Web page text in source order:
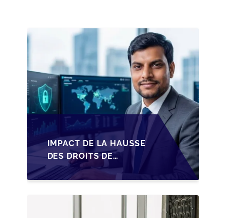
IMPACT DE LA HAUSSE
DES DROITS DE
SUCCESSION EN
WALLONIE SUR LA
TRANSMISSION